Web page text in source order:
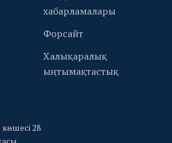
хабарламалары
Форсайт
Халықаралық
ыңтымақтастық
28